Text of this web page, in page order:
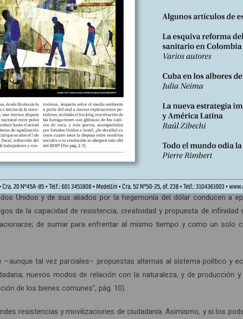
que nadie se autodepura, es decir, nadie cambia por iniciativa
En su cenit, en vez de girar a favor de la humanidad,
ante su creciente ilegitimidad: más y mayor control, más y
(3).
Afganistán, Iraq, Libia y el blanco que ahora tiene foco con Irán
que reafirma la experiencia de los imperios durante siglos.
regional de consecuencia mundial, con el uso por primera vez
bélica, como China y Rusia, que en línea son los verdaderos
hegemonía mundial en riesgo y la economía con quiebres de burbuja
capitalista, cuenta con las armas como último recurso.
de pueblos –mundo árabe, manifestaciones y crisis políticas en
puede estallar en una guerra de colosales dimensiones y
Unidos y de sus aliados por la hegemonía del dólar conducen a
de la capacidad de resistencia, creatividad y propuesta de
de sumar para enfrentar al mismo tiempo y como un solo
tal vez parciales– propuestas alternas al sistema político y
nuevos modos de relación con la naturaleza, y de producción
de los bienes comunes”, pág. 10).
resistencias y movilizaciones de ciudadanía. Asimismo, y si los